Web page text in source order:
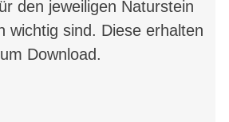
den jeweiligen Naturstein
wichtig sind. Diese erhalten
Download.